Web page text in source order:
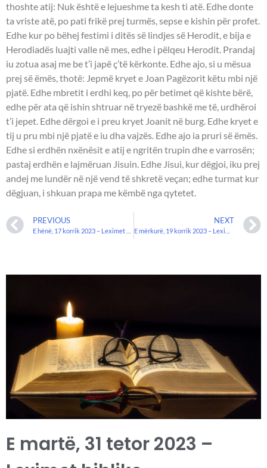
thoshte atij: Nuk është e lejueshme ta kesh ti atë. Edhe donte
ta vriste atë, po pati frikë prej turmës, sepse e kishin për profet.
Edhe kur po bëhej festimi i ditës së lindjes së Herodit, e bija e
Herodiadës luajti valle në mes, edhe i pëlqeu Herodit. Prandaj
iu zotua asaj me be t’i japë ç’të kërkonte. Edhe ajo, si u mësua
prej së ëmës, thotë: Jepmë kryet e Joan Pagëzorit këtu mbi një
pjatë. Edhe mbretit i erdhi keq, po për betimet që kishte bërë,
edhe për ata që ishin shtruar në tryezë bashkë me të, urdhëroi
t’i jepet. Edhe dërgoi e i preu kryet Joanit në burg. Edhe kryet e
tij u pru mbi një pjatë e iu dha vajzës. Edhe ajo ia pruri së ëmës.
Edhe si erdhën nxënësit e atij e ngritën trupin dhe e varrosën;
pastaj erdhën e lajmëruan Jisuin. Edhe Jisui, kur dëgjoi, iku prej
andej me lundër në një vend të shkretë veçan; edhe turmat kur
dëgjuan, i shkuan prapa me këmbë nga qytetet.
PREVIOUS NEXT
E martë, 31 tetor 2023 –